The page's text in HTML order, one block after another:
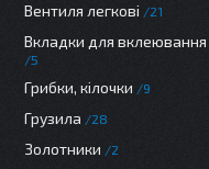
Вентиля легкові 21
Вкладки для вклеювання
5
Грибки, кілочки 9
Грузила 28
Золотники 2